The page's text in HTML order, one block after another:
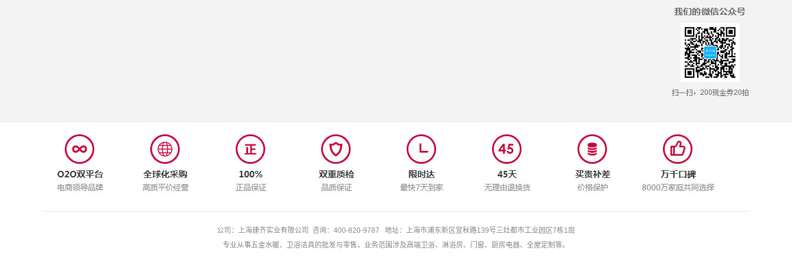
公司：上海建齐实业有限公司 咨询：400-820-9787 地址：上海市浦东新区宣秋路139号三灶都市工业园区7栋1层
专业从事五金水暖、卫浴洁具的批发与零售，业务范围涉及高端卫浴、淋浴房、门窗、厨房电器、全屋定制等。